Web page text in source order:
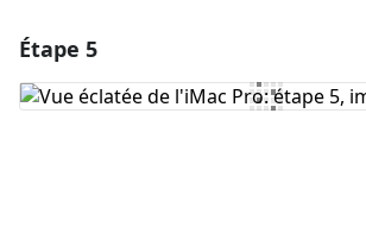
Ajouter un commentaire
Étape 5